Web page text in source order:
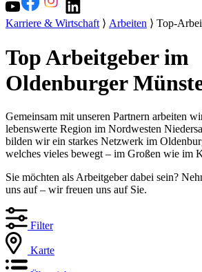
Karriere & Wirtschaft⟩ Arbeiten ⟩ Top-
Top Arbeitgeber im
Oldenburger
Gemeinsam mit unseren Partnern arbeiten
lebenswerte Region im Nordwesten
bilden wir ein starkes Netzwerk im
welches vieles bewegt – im Großen wie im
Sie möchten als Arbeitgeber dabei sein?
uns auf – wir freuen uns auf Sie.
Filter
Karte